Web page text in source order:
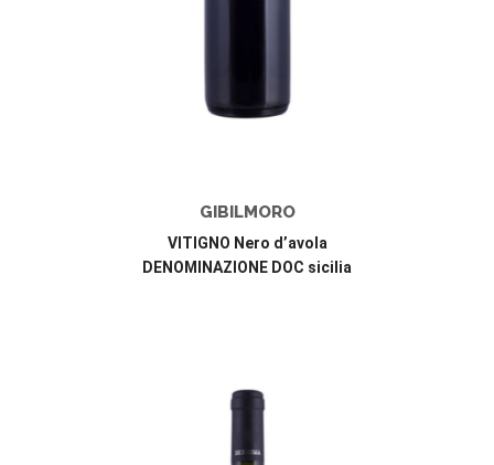
GIBILMORO
VITIGNO Nero d’avola
DENOMINAZIONE DOC sicilia